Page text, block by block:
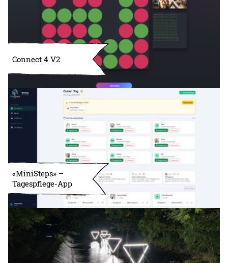
Connect 4 V2
«MiniSteps» –
Tagespflege-App